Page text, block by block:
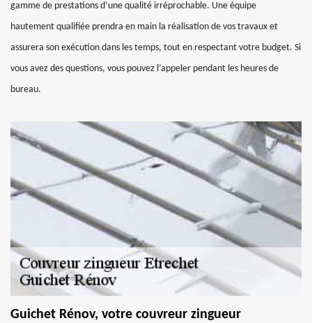
gamme de prestations d’une qualité irréprochable. Une équipe
hautement qualifiée prendra en main la réalisation de vos travaux et
assurera son exécution dans les temps, tout en respectant votre budget. Si
vous avez des questions, vous pouvez l’appeler pendant les heures de
bureau.
Guichet Rénov, votre couvreur zingueur